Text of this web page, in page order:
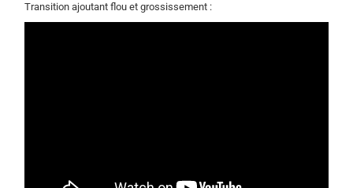
Transition ajoutant flou et grossissement :